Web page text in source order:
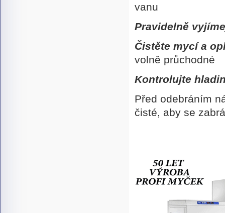
vanu
Pravidelně
Čistěte mycí a
volně průchodné
Kontrolujte
Před odebráním
čisté, aby se